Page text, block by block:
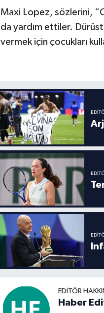
Maxi Lopez, sözlerini,
da yardım ettiler.
vermek için çocukları
EDITÖR
Haber